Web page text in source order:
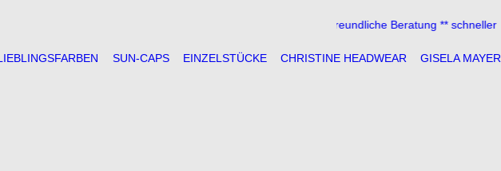
** große Auswahl ** freundliche Beratung ** schneller Versand **
SUN-CAPS EINZELSTÜCKE CHRISTINE HEADWEAR GISELA MAYER